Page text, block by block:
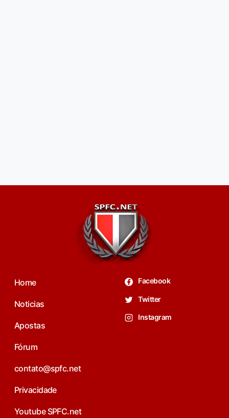
Home
Noticias
Apostas
Fórum
contato@spfc.net
Privacidade
Youtube SPFC.net
Facebook
Twitter
Instagram